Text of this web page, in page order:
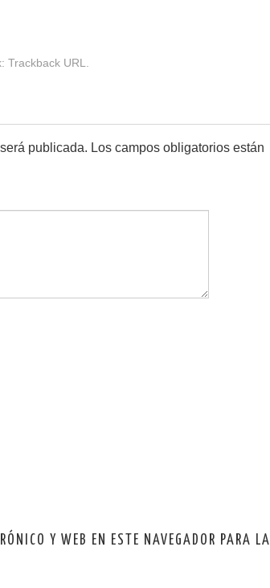
Trackback URL
publicada. Los campos obligatorios están
Y WEB EN ESTE NAVEGADOR PARA LA